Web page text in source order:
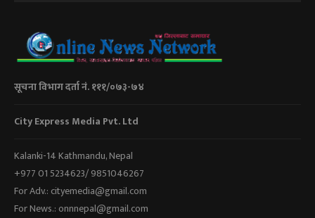
सूचना विभाग दर्ता नं. १११/०७३-७४
City Express Media Pvt. Ltd
Kalanki-14 Kathmandu, Nepal
+977 01 5234623/ 9851046267
For Adv.: cityemedia@gmail.com
For News.: onnnepal@gmail.com